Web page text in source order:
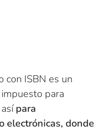
con ISBN es un
para
para
electrónicas, donde